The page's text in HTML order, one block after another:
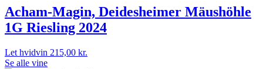
Acham-Magin, Deidesheimer Mäushöhle
1G Riesling 2024
Let hvidvin 215,00 kr.
Se alle vine